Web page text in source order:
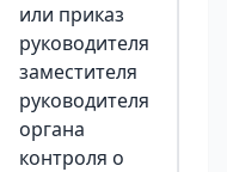
или приказ
руководителя
заместителя
руководителя
органа
контроля о